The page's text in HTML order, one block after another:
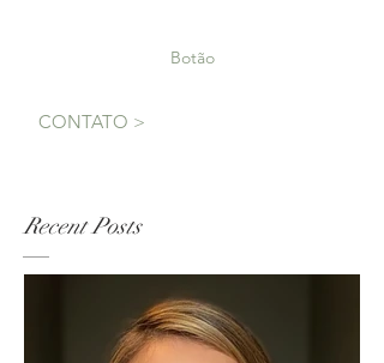
Botão
CONTATO >
Recent Posts